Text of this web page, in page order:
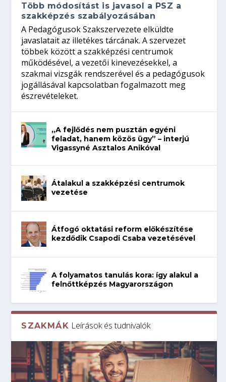
Több módosítást is javasol a PSZ a
szakképzés szabályozásában
A Pedagógusok Szakszervezete elküldte
javaslatait az illetékes tárcának. A szervezet
többek között a szakképzési centrumok
működésével, a vezetői kinevezésekkel, a
szakmai vizsgák rendszerével és a pedagógusok
jogállásával kapcsolatban fogalmazott meg
észrevételeket.
„A fejlődés nem pusztán egyéni
feladat, hanem közös ügy” – interjú
Vigassyné Asztalos Anikóval
Átalakul a szakképzési centrumok
vezetése
Átfogó oktatási reform előkészítése
kezdődik Csapodi Csaba vezetésével
A folyamatos tanulás kora: így alakul a
felnőttképzés Magyarországon
SZAKMÁK Leírások és tudnivalók